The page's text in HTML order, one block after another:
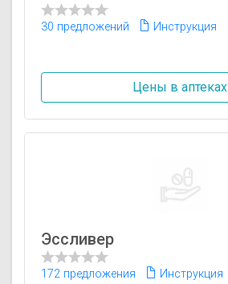
30 предложений Инструкция
Цены в аптеках
Эссливер
172 предложения Инструкция